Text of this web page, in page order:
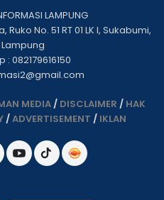
LAMPUNG
No. 51 RT 01 LK I, Sukabumi,
082179616150
MEDIA/ DISCLAIMER / HAK
/ADVERTISEMENT / IKLAN